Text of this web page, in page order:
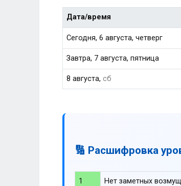
Дата/время
Сегодня, 6 августа, четверг
Завтра, 7 августа, пятница
8 августа, сб
🔢 Расшифровка
1 Нет заметных